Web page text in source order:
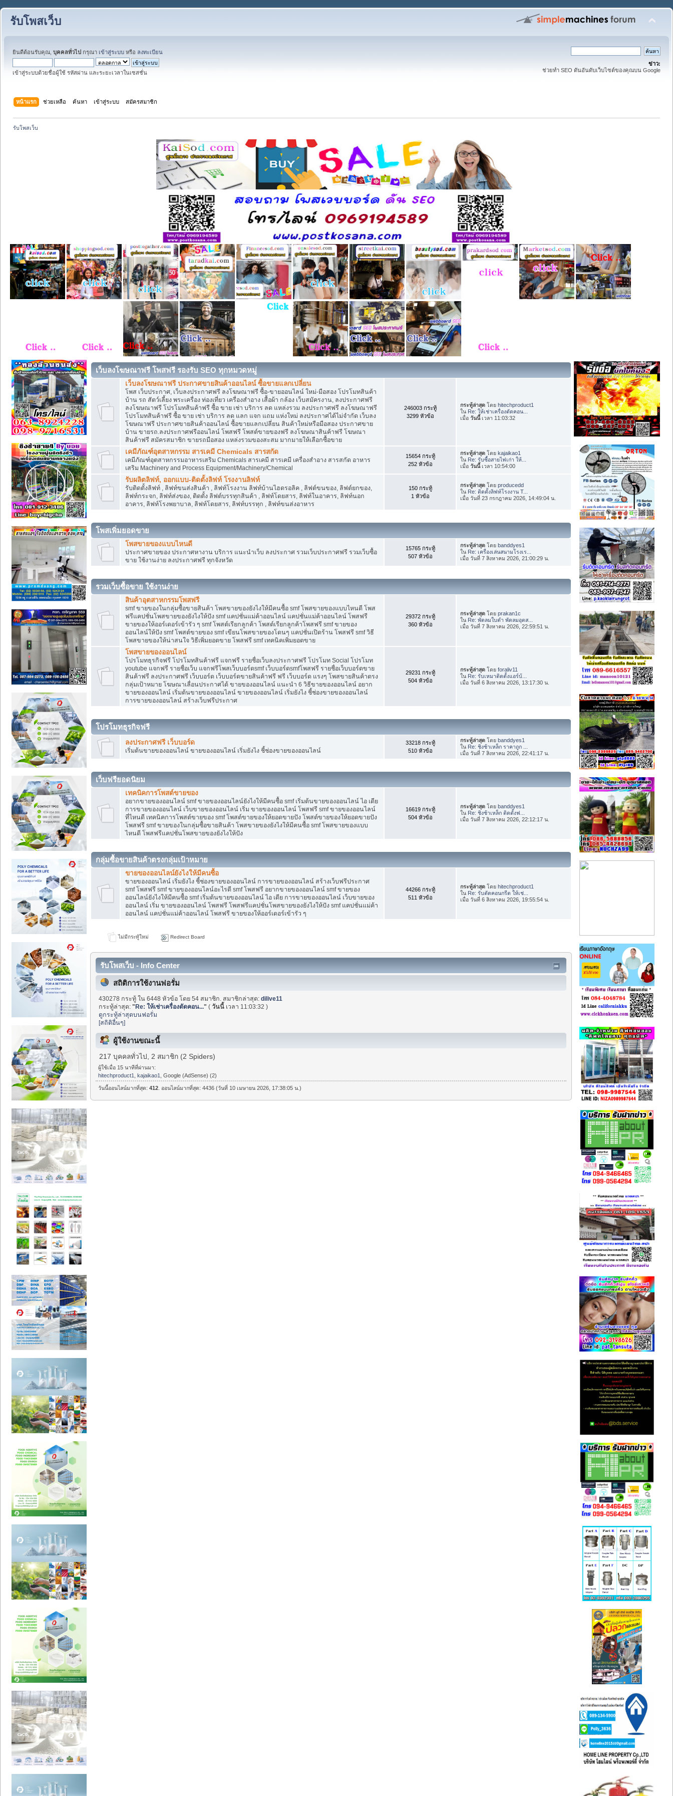
รับโพสเว็บ
ยินดีต้อนรับคุณ, บุคคลทั่วไป กรุณา เข้าสู่ระบบ หรือ ลงทะเบียน
เข้าสู่ระบบด้วยชื่อผู้ใช้ รหัสผ่าน และระยะเวลาในเซสชั่น
ข่าว:
ช่วยทำ SEO ดันอันดับเว็บไซต์ของคุณบน Google
หน้าแรก ช่วยเหลือ ค้นหา เข้าสู่ระบบ สมัครสมาชิก
รับโพสเว็บ
เว็บลงโฆษณาฟรี โพสฟรี รองรับ SEO ทุกหมวดหมู่
เว็บลงโฆษณาฟรี ประกาศขายสินค้าออนไลน์ ซื้อขายแลกเปลี่ยน
โพส เว็บประกาศ, เว็บลงประกาศฟรี ลงโฆษณาฟรี ซื้อ-ขายออนไลน์ ใหม่-มือสอง โปรโมทสินค้า
บ้าน รถ สัตว์เลี้ยง พระเครื่อง ท่องเที่ยว เครื่องสำอาง เสื้อผ้า กล้อง เว็บสมัครงาน, ลงประกาศฟรี
ลงโฆษณาฟรี โปรโมทสินค้าฟรี ซื้อ ขาย เช่า บริการ ลด แหล่งรวม ลงประกาศฟรี ลงโฆษณาฟรี
โปรโมทสินค้าฟรี ซื้อ ขาย เช่า บริการ ลด แลก แจก แถม แห่งใหม่ ลงประกาศได้ไม่จำกัด เว็บลง
โฆษณาฟรี ประกาศขายสินค้าออนไลน์ ซื้อขายแลกเปลี่ยน สินค้าใหม่หรือมือสอง ประกาศขาย
บ้าน ขายรถ.ลงประกาศฟรีออนไลน์ โพสฟรี โพสต์ขายของฟรี ลงโฆษณาสินค้าฟรี โฆษณา
สินค้าฟรี สมัครสมาชิก ขายรถมือสอง แหล่งรวมของสะสม มากมายให้เลือกซื้อขาย
246003 กระทู้
3299 หัวข้อ
กระทู้ล่าสุด โดยhitechproduct1
ใน Re: ให้เช่าเครื่องตัดคอน...
เมื่อวันนี้เวลา 11:03:32
เคมีภัณฑ์อุตสาหกรรม สารเคมี Chemicals สารสกัด
เคมีภัณฑ์อุตสาหกรรมอาหารเสริม Chemicals สารเคมี สารเคมี เครื่องสำอาง สารสกัด อาหาร
เสริม Machinery and Process Equipment/Machinery/Chemical
15654 กระทู้
252 หัวข้อ
กระทู้ล่าสุด โดยkajaikao1
ใน Re: รับซื้อสายไฟเก่า ให้...
เมื่อวันนี้เวลา 10:54:00
รับผลิตลิฟท์, ออกแบบ-ติดตั้งลิฟท์ โรงงานลิฟท์
รับติดตั้งลิฟท์ , ลิฟท์ขนส่งสินค้า , ลิฟท์โรงงาน ลิฟท์บ้านไฮดรอลิค , ลิฟต์ขนของ, ลิฟต์ยกของ,
ลิฟท์กระจก, ลิฟท์ส่งของ, ติดตั้ง ลิฟต์บรรทุกสินค้า , ลิฟท์โดยสาร, ลิฟท์ในอาคาร, ลิฟท์นอก
อาคาร, ลิฟท์โรงพยาบาล, ลิฟท์โดยสาร, ลิฟท์บรรทุก , ลิฟท์ขนส่งอาหาร
150 กระทู้
1 หัวข้อ
กระทู้ล่าสุด โดยproducedd
ใน Re: ติดตั้งลิฟท์โรงงาน T...
เมื่อ วันที่ 23 กรกฎาคม 2026, 14:49:04 น.
โพสเพิ่มยอดขาย
โพสขายของแบบไหนดี
ประกาศขายของ ประกาศหางาน บริการ แนะนำเว็บ ลงประกาศ รวมเว็บประกาศฟรี รวมเว็บซื้อ
ขาย ใช้งานง่าย ลงประกาศฟรี ทุกจังหวัด
15765 กระทู้
507 หัวข้อ
กระทู้ล่าสุด โดยbanddyes1
ใน Re: เครื่องเล่นสนามโรงเร...
เมื่อ วันที่ 7 สิงหาคม 2026, 21:00:29 น.
รวมเว็บซื้อขาย ใช้งานง่าย
สินค้าอุตสาหกรรมโพสฟรี
smf ขายของในกลุ่มซื้อขายสินค้า โพสขายของยังไงให้มีคนซื้อ smf โพสขายของแบบไหนดี โพส
ฟรีแคปชั่นโพสขายของยังไงให้ปัง smf แคปชั่นแม่ค้าออนไลน์ แคปชั่นแม่ค้าออนไลน์ โพสฟรี
ขายของให้ออร์เดอร์เข้ารัว ๆ smf โพสต์เรียกลูกค้า โพสต์เรียกลูกค้าโพสฟรี smf ขายของ
ออนไลน์ให้ปัง smf โพสต์ขายของ smf เขียนโพสขายของโดนๆ แคปชั่นเปิดร้าน โพสฟรี smf วิธี
โพสขายของให้น่าสนใจ วิธีเพิ่มยอดขาย โพสฟรี smf เทคนิคเพิ่มยอดขาย
29372 กระทู้
360 หัวข้อ
กระทู้ล่าสุด โดยprakan1c
ใน Re: พัดลมใบดำ พัดลมอุตส...
เมื่อ วันที่ 7 สิงหาคม 2026, 22:59:51 น.
โพสขายของออนไลน์
โปรโมทธุรกิจฟรี โปรโมทสินค้าฟรี แจกฟรี รายชื่อเว็บลงประกาศฟรี โปรโมท Social โปรโมท
youtube แจกฟรี รายชื่อเว็บ แจกฟรีโพสเว็บบอร์ดsmf เว็บบอร์ดsmfโพสฟรี รายชื่อเว็บบอร์ดขาย
สินค้าฟรี ลงประกาศฟรี เว็บบอร์ด เว็บบอร์ดขายสินค้าฟรี ฟรี เว็บบอร์ด แรงๆ โพสขายสินค้าตรง
กลุ่มเป้าหมาย โฆษณาเลื่อนประกาศได้ ขายของออนไลน์ แนะนำ 6 วิธีขายของออนไลน์ อยาก
ขายของออนไลน์ เริ่มต้นขายของออนไลน์ ขายของออนไลน์ เริ่มยังไง ชี้ช่องขายของออนไลน์
การขายของออนไลน์ สร้างเว็บฟรีประกาศ
29231 กระทู้
504 หัวข้อ
กระทู้ล่าสุด โดยforaliv11
ใน Re: รับเหมาติดตั้งแอร์บ้...
เมื่อ วันที่ 6 สิงหาคม 2026, 13:17:30 น.
โปรโมทธุรกิจฟรี
ลงประกาศฟรี เว็บบอร์ด
เริ่มต้นขายของออนไลน์ ขายของออนไลน์ เริ่มยังไง ชี้ช่องขายของออนไลน์
33218 กระทู้
510 หัวข้อ
กระทู้ล่าสุด โดยbanddyes1
ใน Re: ชิงช้าเหล็ก ราคาถูก ...
เมื่อ วันที่ 7 สิงหาคม 2026, 22:41:17 น.
เว็บฟรียอดนิยม
เทคนิคการโพสต์ขายของ
อยากขายของออนไลน์ smf ขายของออนไลน์ยังไงให้มีคนซื้อ smf เริ่มต้นขายของออนไลน์ ไอ เดีย
การขายของออนไลน์ เว็บขายของออนไลน์ เริ่ม ขายของออนไลน์ โพสฟรี smf ขายของออนไลน์
ที่ไหนดี เทคนิคการโพสต์ขายของ smf โพสต์ขายของให้ยอดขายปัง โพสต์ขายของให้ยอดขายปัง
โพสฟรี smf ขายของในกลุ่มซื้อขายสินค้า โพสขายของยังไงให้มีคนซื้อ smf โพสขายของแบบ
ไหนดี โพสฟรีแคปชั่นโพสขายของยังไงให้ปัง
16619 กระทู้
504 หัวข้อ
กระทู้ล่าสุด โดยbanddyes1
ใน Re: ชิงช้าเหล็ก ติดตั้งฟ...
เมื่อ วันที่ 7 สิงหาคม 2026, 22:12:17 น.
กลุ่มซื้อขายสินค้าตรงกลุ่มเป้าหมาย
ขายของออนไลน์ยังไงให้มีคนซื้อ
ขายของออนไลน์ เริ่มยังไง ชี้ช่องขายของออนไลน์ การขายของออนไลน์ สร้างเว็บฟรีประกาศ
smf โพสฟรี smf ขายของออนไลน์อะไรดี smf โพสฟรี อยากขายของออนไลน์ smf ขายของ
ออนไลน์ยังไงให้มีคนซื้อ smf เริ่มต้นขายของออนไลน์ ไอ เดีย การขายของออนไลน์ เว็บขายของ
ออนไลน์ เริ่ม ขายของออนไลน์ โพสฟรี โพสฟรีแคปชั่นโพสขายของยังไงให้ปัง smf แคปชั่นแม่ค้า
ออนไลน์ แคปชั่นแม่ค้าออนไลน์ โพสฟรี ขายของให้ออร์เดอร์เข้ารัว ๆ
44266 กระทู้
511 หัวข้อ
กระทู้ล่าสุด โดยhitechproduct1
ใน Re: รับตัดคอนกรีต ให้เช่...
เมื่อ วันที่ 6 สิงหาคม 2026, 19:55:54 น.
ไม่มีกระทู้ใหม่ Redirect Board
รับโพสเว็บ - Info Center
สถิติการใช้งานฟอรั่ม
430278 กระทู้ ใน 6448 หัวข้อ โดย 54 สมาชิก. สมาชิกล่าสุด:dilive11
กระทู้ล่าสุด:"Re: ให้เช่าเครื่องตัดคอน..." (วันนี้ เวลา 11:03:32 )
ดูกระทู้ล่าสุดบนฟอรั่ม
[สถิติอื่นๆ]
ผู้ใช้งานขณะนี้
217 บุคคลทั่วไป, 2 สมาชิก (2 Spiders)
ผู้ใช้เมื่อ 15 นาทีที่ผ่านมา:
hitechproduct1
,kajaikao1 , Google (AdSense) (2)
วันนี้ออนไลน์มากที่สุด:412 . ออนไลน์มากที่สุด: 4436 (วันที่ 10 เมษายน 2026, 17:38:05 น.)